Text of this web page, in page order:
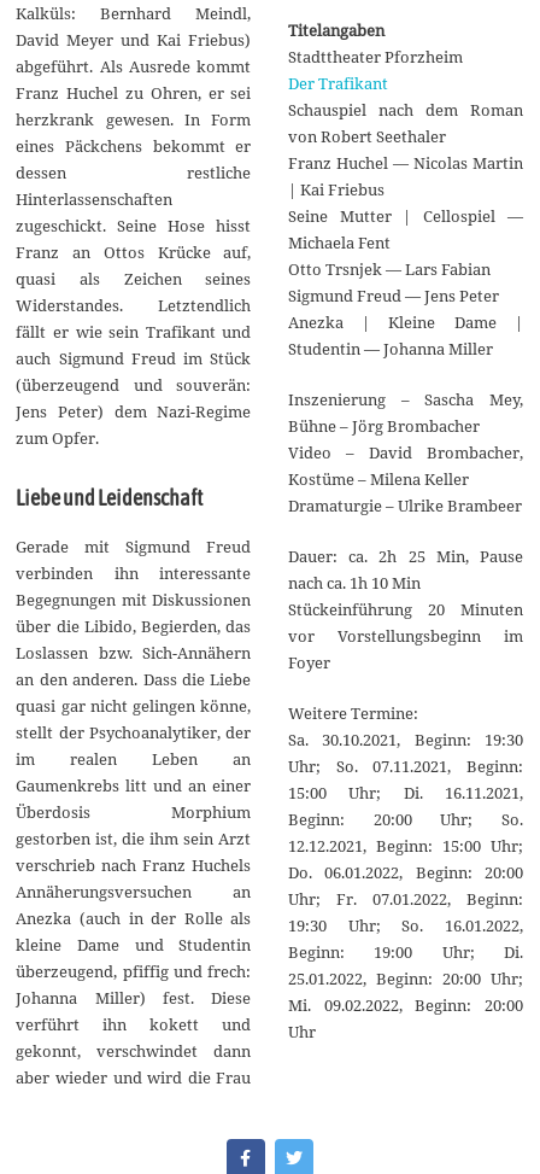
Kalküls: Bernhard Meindl,
David Meyer und Kai Friebus)
abgeführt. Als Ausrede kommt
Franz Huchel zu Ohren, er sei
herzkrank gewesen. In Form
eines Päckchens bekommt er
dessen restliche
Hinterlassenschaften
zugeschickt. Seine Hose hisst
Franz an Ottos Krücke auf,
quasi als Zeichen seines
Widerstandes. Letztendlich
fällt er wie sein Trafikant und
auch Sigmund Freud im Stück
(überzeugend und souverän:
Jens Peter) dem Nazi-Regime
zum Opfer.
Liebe und Leidenschaft
Gerade mit Sigmund Freud
verbinden ihn interessante
Begegnungen mit Diskussionen
über die Libido, Begierden, das
Loslassen bzw. Sich-Annähern
an den anderen. Dass die Liebe
quasi gar nicht gelingen könne,
stellt der Psychoanalytiker, der
im realen Leben an
Gaumenkrebs litt und an einer
Überdosis Morphium
gestorben ist, die ihm sein Arzt
verschrieb nach Franz Huchels
Annäherungsversuchen an
Anezka (auch in der Rolle als
kleine Dame und Studentin
überzeugend, pfiffig und frech:
Johanna Miller) fest. Diese
verführt ihn kokett und
gekonnt, verschwindet dann
aber wieder und wird die Frau
Titelangaben
Stadttheater Pforzheim
Der Trafikant
Schauspiel nach dem Roman
von Robert Seethaler
Franz Huchel — Nicolas Martin
| Kai Friebus
Seine Mutter | Cellospiel —
Michaela Fent
Otto Trsnjek — Lars Fabian
Sigmund Freud — Jens Peter
Anezka | Kleine Dame |
Studentin — Johanna Miller
Inszenierung – Sascha Mey,
Bühne – Jörg Brombacher
Video – David Brombacher,
Kostüme – Milena Keller
Dramaturgie – Ulrike Brambeer
Dauer: ca. 2h 25 Min, Pause
nach ca. 1h 10 Min
Stückeinführung 20 Minuten
vor Vorstellungsbeginn im
Foyer
Weitere Termine:
Sa. 30.10.2021, Beginn: 19:30
Uhr; So. 07.11.2021, Beginn:
15:00 Uhr; Di. 16.11.2021,
Beginn: 20:00 Uhr; So.
12.12.2021, Beginn: 15:00 Uhr;
Do. 06.01.2022, Beginn: 20:00
Uhr; Fr. 07.01.2022, Beginn:
19:30 Uhr; So. 16.01.2022,
Beginn: 19:00 Uhr; Di.
25.01.2022, Beginn: 20:00 Uhr;
Mi. 09.02.2022, Beginn: 20:00
Uhr